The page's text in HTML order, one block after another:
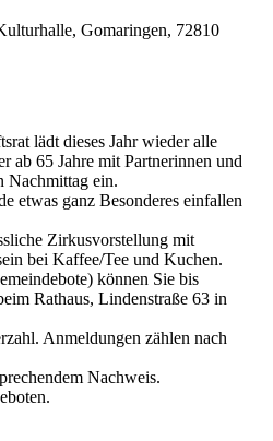
Gomaringen, 72810
lädt dieses Jahr wieder alle
ab 65 Jahre mit Partnerinnen und
Nachmittag ein.
etwas ganz Besonderes einfallen
Zirkusvorstellung mit
bei Kaffee/Tee und Kuchen.
können Sie bis
Rathaus, Lindenstraße 63 in
Anmeldungen zählen nach
Nachweis.